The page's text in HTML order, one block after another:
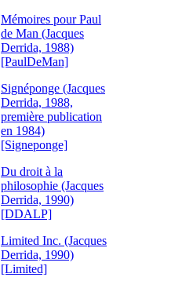
Mémoires pour Paul
de Man (Jacques
Derrida, 1988)
[PaulDeMan]
Signéponge (Jacques
Derrida, 1988,
première publication
en 1984)
[Signeponge]
Du droit à la
philosophie (Jacques
Derrida, 1990)
[DDALP]
Limited Inc. (Jacques
Derrida, 1990)
[Limited]